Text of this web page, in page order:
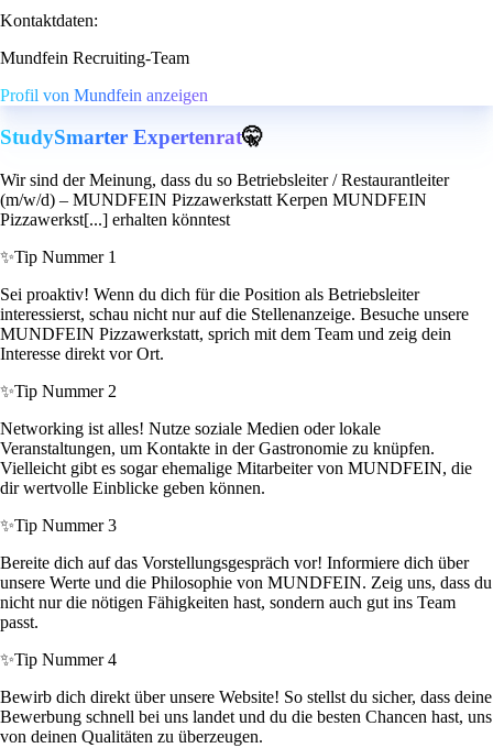
Kontaktdaten:
Mundfein Recruiting-Team
Profil von Mundfein anzeigen
StudySmarter Expertenrat🤫
Wir sind der Meinung, dass du so Betriebsleiter / Restaurantleiter
(m/w/d) – MUNDFEIN Pizzawerkstatt Kerpen MUNDFEIN
Pizzawerkst[...] erhalten könntest
✨Tip Nummer 1
Sei proaktiv! Wenn du dich für die Position als Betriebsleiter
interessierst, schau nicht nur auf die Stellenanzeige. Besuche unsere
MUNDFEIN Pizzawerkstatt, sprich mit dem Team und zeig dein
Interesse direkt vor Ort.
✨Tip Nummer 2
Networking ist alles! Nutze soziale Medien oder lokale
Veranstaltungen, um Kontakte in der Gastronomie zu knüpfen.
Vielleicht gibt es sogar ehemalige Mitarbeiter von MUNDFEIN, die
dir wertvolle Einblicke geben können.
✨Tip Nummer 3
Bereite dich auf das Vorstellungsgespräch vor! Informiere dich über
unsere Werte und die Philosophie von MUNDFEIN. Zeig uns, dass du
nicht nur die nötigen Fähigkeiten hast, sondern auch gut ins Team
passt.
✨Tip Nummer 4
Bewirb dich direkt über unsere Website! So stellst du sicher, dass deine
Bewerbung schnell bei uns landet und du die besten Chancen hast, uns
von deinen Qualitäten zu überzeugen.